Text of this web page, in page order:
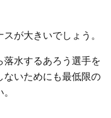
が大きいでしょう。
落水するあろう選手を
ないためにも最低限の